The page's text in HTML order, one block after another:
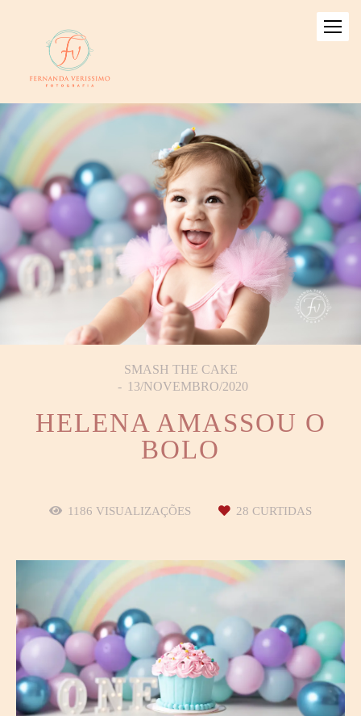
SMASH THE CAKE
13/NOVEMBRO/2020
HELENA AMASSOU O
BOLO
1186 VISUALIZAÇÕES 28 CURTIDAS